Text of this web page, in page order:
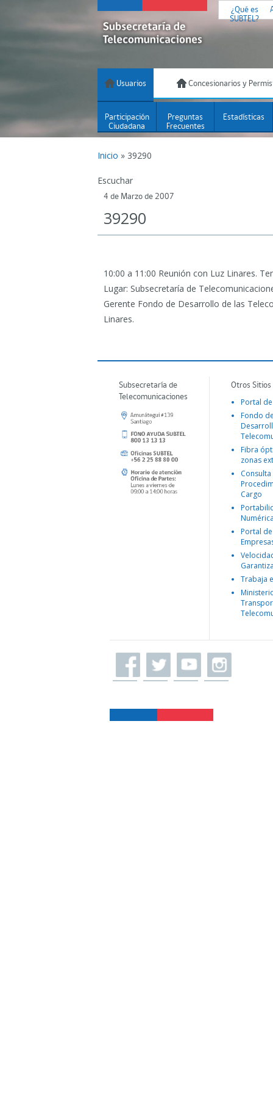
¿Qué es
SUBTEL?
Usuarios Concesionarios y
Participación
Ciudadana
Preguntas
Frecuentes
Estadísticas
Inicio » 39290
Escuchar
4 de Marzo de 2007
39290
10:00 a 11:00 Reunión con Luz Linares.
Lugar: Subsecretaría de
Gerente Fondo de Desarrollo de las
Linares.
Subsecretaría de
Telecomunicaciones
Otros
Portal
Fondo
Fibra
zonas
Consulta
Cargo
Portal
Trabaja